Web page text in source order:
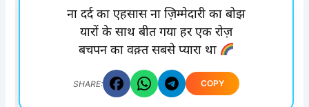
ना दर्द का एहसास ना ज़िम्मेदारी का बोझ
यारों के साथ बीत गया हर एक रोज़
बचपन का वक़्त सबसे प्यारा था
SHARE: COPY